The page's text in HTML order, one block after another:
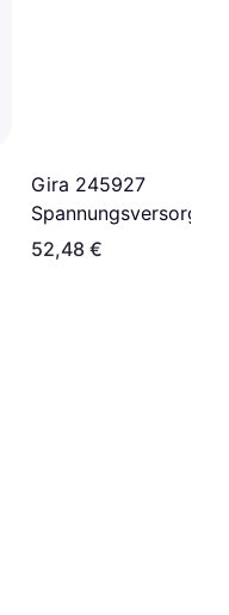
Gira 245927
System 55
52,48 €